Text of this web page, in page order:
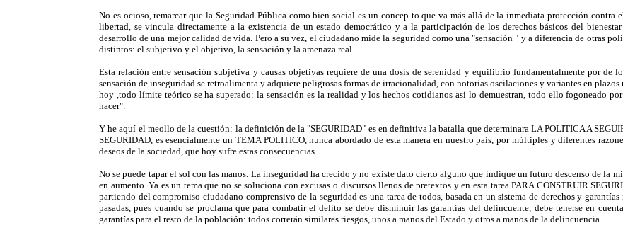
No es ocioso, remarcar que la Seguridad Pública como bien social es un concep to que va más allá de la inmediata protección
libertad, se vincula directamente a la existencia de un estado democrático y a la participación de los derechos básicos del
desarrollo de una mejor calidad de vida. Pero a su vez, el ciudadano mide la seguridad como una "sensación " y a diferencia de otras
distintos: el subjetivo y el objetivo, la sensación y la amenaza real.
Esta relación entre sensación subjetiva y causas objetivas requiere de una dosis de serenidad y equilibrio fundamentalmente por de
sensación de inseguridad se retroalimenta y adquiere peligrosas formas de irracionalidad, con notorias oscilaciones y variantes en
hoy ,todo límite teórico se ha superado: la sensación es la realidad y los hechos cotidianos asi lo demuestran, todo ello fogoneado
hacer".
Y he aquí el meollo de la cuestión: la definición de la "SEGURIDAD" es en definitiva la batalla que determinara LA POLITICA A
SEGURIDAD, es esencialmente un TEMA POLITICO, nunca abordado de esta manera en nuestro país, por múltiples y diferentes
deseos de la sociedad, que hoy sufre estas consecuencias.
No se puede tapar el sol con las manos. La inseguridad ha crecido y no existe dato cierto alguno que indique un futuro descenso de la
en aumento. Ya es un tema que no se soluciona con excusas o discursos llenos de pretextos y en esta tarea PARA CONSTRUIR
partiendo del compromiso ciudadano comprensivo de la seguridad es una tarea de todos, basada en un sistema de derechos y
pasadas, pues cuando se proclama que para combatir el delito se debe disminuir las garantías del delincuente, debe tenerse en
garantías para el resto de la población: todos correrán similares riesgos, unos a manos del Estado y otros a manos de la delincuencia.